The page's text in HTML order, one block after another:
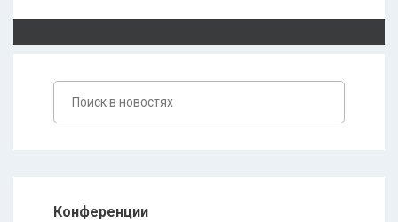
Конференции